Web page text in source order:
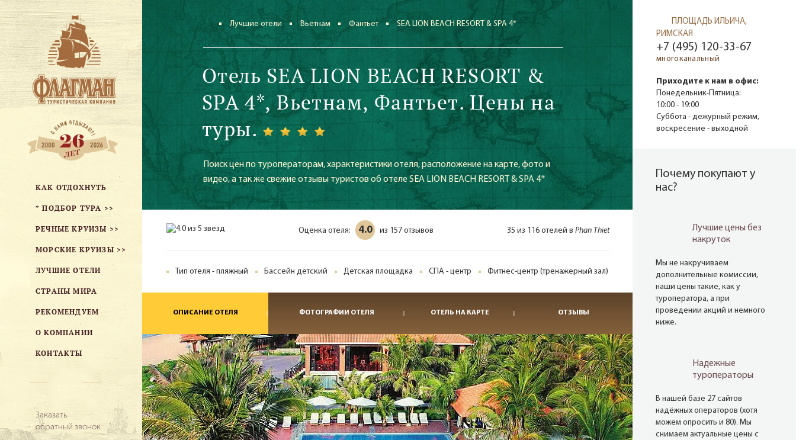
КАК ОТДОХНУТЬ
* ПОДБОР ТУРА >>
РЕЧНЫЕ КРУИЗЫ >>
МОРСКИЕ КРУИЗЫ >>
ЛУЧШИЕ ОТЕЛИ
СТРАНЫ МИРА
РЕКОМЕНДУЕМ
О КОМПАНИИ
КОНТАКТЫ
Заказать
обратный звонок
Лучшие отели Вьетнам Фантьет SEA LION BEACH RESORT & SPA 4*
Отель SEA LION BEACH RESORT &
SPA 4*, Вьетнам, Фантьет. Цены на
туры.
Поиск цен по туроператорам, характеристики отеля, расположение на карте, фото и
видео, а так же свежие отзывы туристов об отеле SEA LION BEACH RESORT & SPA 4*
Оценка отеля: 4.0 из 157 отзывов 35 из 116 отелей в Phan Thiet
Тип отеля - пляжный Бассейн детский Детская площадка СПА - центр Фитнес-центр (тренажерный зал)
ОПИСАНИЕ ОТЕЛЯ ФОТОГРАФИИ ОТЕЛЯ ОТЕЛЬ НА КАРТЕ ОТЗЫВЫ
ПЛОЩАДЬ ИЛЬИЧА,
РИМСКАЯ
+7 (495) 120-33-67
многоканальный
Приходите к нам в офис:
Понедельник-Пятница:
10:00 - 19:00
Суббота - дежурный режим,
воскресение - выходной
Почему покупают у
нас?
Лучшие цены без
накруток
Мы не накручиваем
дополнительные комиссии,
наши цены такие, как у
туроператора, а при
проведении акций и немного
ниже.
Надежные
туроператоры
В нашей базе 27 сайтов
надёжных операторов (хотя
можем опросить и 80). Мы
снимаем актуальные цены с